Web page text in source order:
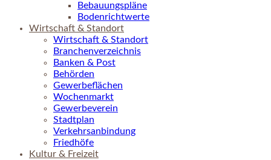
Bebauungspläne
Bodenrichtwerte
Wirtschaft & Standort
Wirtschaft & Standort
Branchenverzeichnis
Banken & Post
Behörden
Gewerbeflächen
Wochenmarkt
Gewerbeverein
Stadtplan
Verkehrsanbindung
Friedhöfe
Kultur & Freizeit